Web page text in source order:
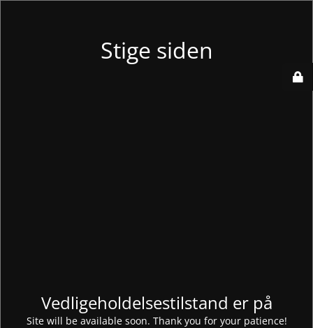
Stige siden
Vedligeholdelsestilstand er på
Site will be available soon. Thank you for your patience!